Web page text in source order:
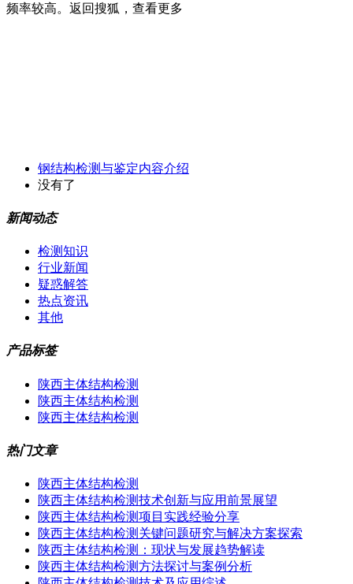
频率较高。返回搜狐，查看更多
钢结构检测与鉴定内容介绍
没有了
新闻动态
检测知识
行业新闻
疑惑解答
热点资讯
其他
产品标签
陕西主体结构检测
陕西主体结构检测
陕西主体结构检测
热门文章
陕西主体结构检测
陕西主体结构检测技术创新与应用前景展望
陕西主体结构检测项目实践经验分享
陕西主体结构检测关键问题研究与解决方案探索
陕西主体结构检测：现状与发展趋势解读
陕西主体结构检测方法探讨与案例分析